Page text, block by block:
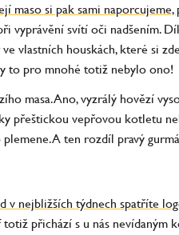
maso si pak sami
vyprávění svítí oči nadšením.
vlastních houskách, které si
to pro mnohé totiž nebylo ono!
masa. Ano, vyzrálý hovězí
přeštickou vepřovou kotletu
A ten rozdíl pravý
nejbližších týdnech spatříte
přichází s u nás nevídaným